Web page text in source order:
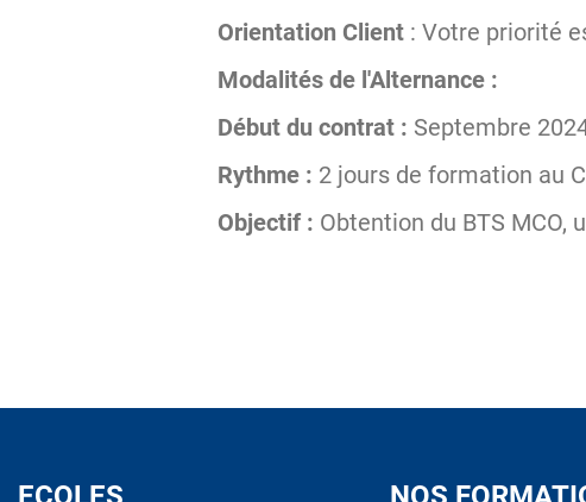
Orientation Client : Votre priorité
Modalités de l'Alternance :
Début du contrat : Septembre
Rythme : 2 jours de formation au
Objectif : Obtention du BTS MCO,